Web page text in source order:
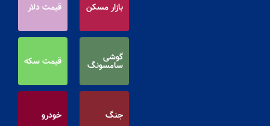
بازار مسکن قیمت دلار
گوشی
سامسونگ قیمت سکه
جنگ خودرو